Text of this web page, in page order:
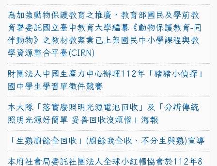
為加強動物保護教育之推廣，教育部國民及學前教
育署委託國立臺中教育大學編纂《動物保護教育-同
伴動物》之教材教案業已上架國民中小學課程與教
學資源整合平臺(CIRN)
財團法人中國生產力中心辦理112年「豬豬小偵探」
國中學生學習單徵件競賽
本大隊「落實廢照明光源電池回收」及「分辨傳統
照明光源好簡單 妥善回收沒煩惱」海報
「生熟廚餘全回收」(廚餘我全收、不分生與熟)宣導
本府社會局委託社團法人全球小紅帽協會於112年8